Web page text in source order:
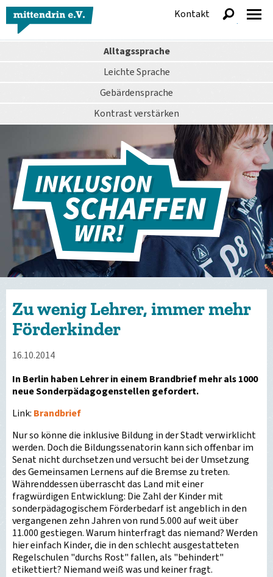
Alltagssprache
Leichte Sprache
Gebärdensprache
Kontrastverstärken
Kontakt
anzeigen
Zu wenig Lehrer, immer mehr
Förderkinder
16.10.2014
In Berlin haben Lehrer in einem Brandbrief mehr als 1000
neue Sonderpädagogenstellen gefordert.
Link: Brandbrief
Nur so könne die inklusive Bildung in der Stadt verwirklicht
werden. Doch die Bildungssenatorin kann sich offenbar im
Senat nicht durchsetzen und versucht bei der Umsetzung
des Gemeinsamen Lernens auf die Bremse zu treten.
Währenddessen überrascht das Land mit einer
fragwürdigen Entwicklung: Die Zahl der Kinder mit
sonderpädagogischem Förderbedarf ist angeblich in den
vergangenen zehn Jahren von rund 5.000 auf weit über
11.000 gestiegen. Warum hinterfragt das niemand? Werden
hier einfach Kinder, die in den schlecht ausgestatteten
Regelschulen "durchs Rost" fallen, als "behindert"
etikettiert? Niemand weiß was und keiner fragt.